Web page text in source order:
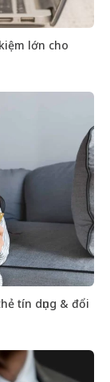
lớn cho
tín dụng & đổi